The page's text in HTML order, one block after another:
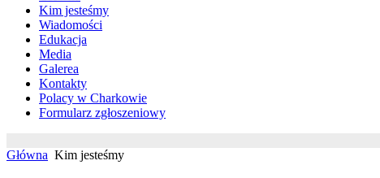
Kim jesteśmy
Wiadomości
Edukacja
Media
Galerea
Kontakty
Polacy w Charkowie
Formularz zgłoszeniowy
Główna Kim jesteśmy